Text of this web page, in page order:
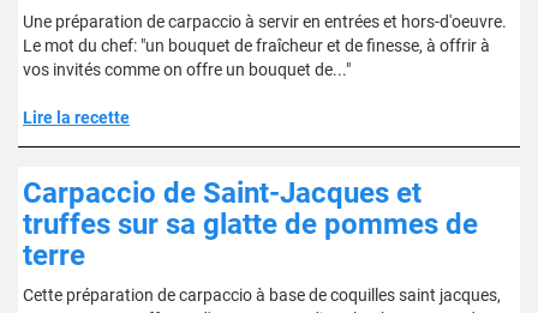
Une préparation de carpaccio à servir en entrées et hors-d'oeuvre.
Le mot du chef: "un bouquet de fraîcheur et de finesse, à offrir à
vos invités comme on offre un bouquet de..."
Lire la recette
Carpaccio de Saint-Jacques et
truffes sur sa glatte de pommes de
terre
Cette préparation de carpaccio à base de coquilles saint jacques,